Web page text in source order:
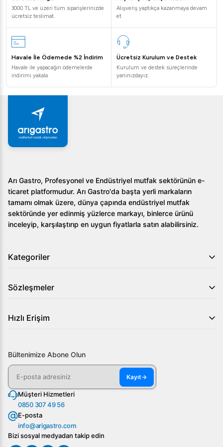
değerlendirin. Daha fazla bilgi ve özel teklifler için
Arıgastro'nun müşteri hizmetleriyle iletişime geçebilirsiniz.
3000 TL ve üzeri tüm siparişlerinizde
ücretsiz teslimat.
Alışveriş yaptıkça kazanmaya devam
et
Havale İle Ödemede %2 İndirim
Havale ile yapacağın ödemelerde
indirimi yakala
Ücretsiz Kurulum ve Destek
Kurulum ve destek süreçlerinde
yanınızdayız.
Arı Gastro, Profesyonel ve Endüstriyel mutfak sektörünün e-
ticaret platformudur. Arı Gastro'da başta yerli markaların
tamamı olmak üzere, dünya çapında endüstriyel mutfak
sektöründe yer edinmiş yüzlerce markayı, binlerce ürünü
inceleyip, karşılaştırıp en uygun fiyatlarla satın alabilirsiniz.
Kategoriler
Sözleşmeler
Hızlı Erişim
Bültenimize Abone Olun
Kayıt→
Müşteri Hizmetleri
0850 307 49 56
E-posta
info@arigastro.com
Bizi sosyal medyadan takip edin